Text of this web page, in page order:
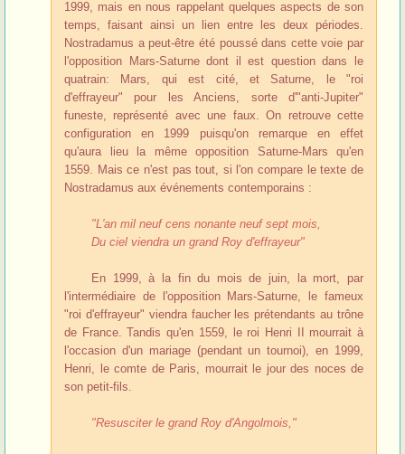
1999, mais en nous rappelant quelques aspects de son
temps, faisant ainsi un lien entre les deux périodes.
Nostradamus a peut-être été poussé dans cette voie par
l'opposition Mars-Saturne dont il est question dans le
quatrain: Mars, qui est cité, et Saturne, le "roi
d'effrayeur" pour les Anciens, sorte d'"anti-Jupiter"
funeste, représenté avec une faux. On retrouve cette
configuration en 1999 puisqu'on remarque en effet
qu'aura lieu la même opposition Saturne-Mars qu'en
1559. Mais ce n'est pas tout, si l'on compare le texte de
Nostradamus aux événements contemporains :
"L'an mil neuf cens nonante neuf sept mois,
Du ciel viendra un grand Roy d'effrayeur"
En 1999, à la fin du mois de juin, la mort, par
l'intermédiaire de l'opposition Mars-Saturne, le fameux
"roi d'effrayeur" viendra faucher les prétendants au trône
de France. Tandis qu'en 1559, le roi Henri II mourrait à
l'occasion d'un mariage (pendant un tournoi), en 1999,
Henri, le comte de Paris, mourrait le jour des noces de
son petit-fils.
"Resusciter le grand Roy d'Angolmois,"